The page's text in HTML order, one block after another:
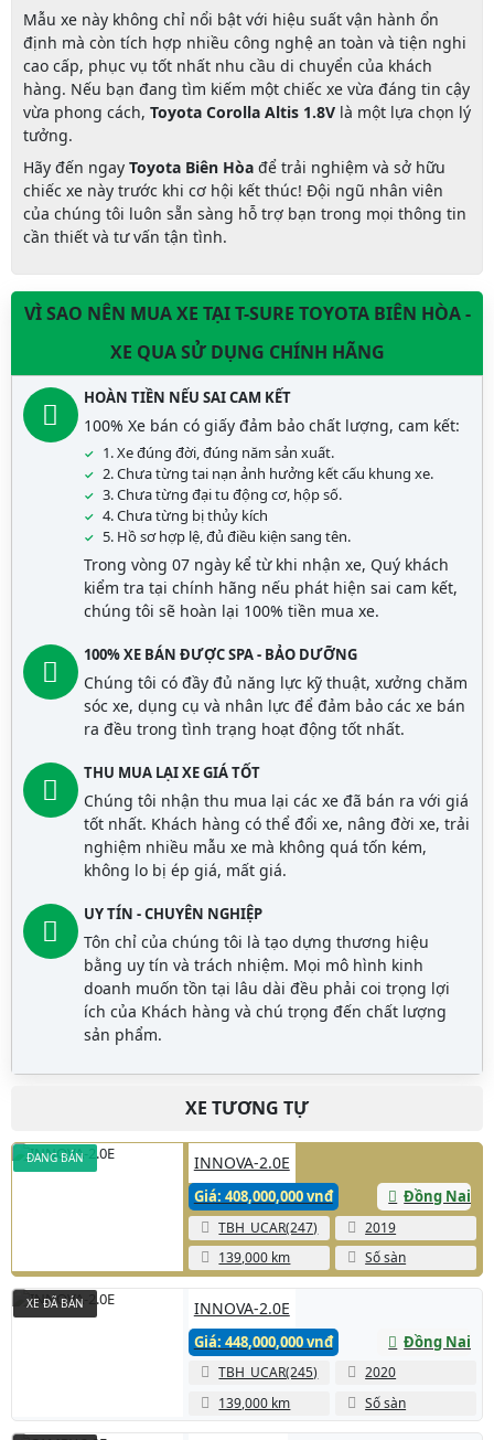
Mẫu xe này không chỉ nổi bật với hiệu suất vận hành ổn
định mà còn tích hợp nhiều công nghệ an toàn và tiện nghi
cao cấp, phục vụ tốt nhất nhu cầu di chuyển của khách
hàng. Nếu bạn đang tìm kiếm một chiếc xe vừa đáng tin cậy
vừa phong cách, Toyota Corolla Altis 1.8Vlà một lựa chọn lý
tưởng.
Hãy đến ngayToyota Biên Hòađể trải nghiệm và sở hữu
chiếc xe này trước khi cơ hội kết thúc! Đội ngũ nhân viên
của chúng tôi luôn sẵn sàng hỗ trợ bạn trong mọi thông tin
cần thiết và tư vấn tận tình.
VÌ SAO NÊN MUA XE TẠI T-SURE TOYOTA BIÊN HÒA -
XE QUA SỬ DỤNG CHÍNH HÃNG
HOÀN TIỀN NẾU SAI CAM KẾT
100% Xe bán có giấy đảm bảo chất lượng, cam kết:
1. Xe đúng đời, đúng năm sản xuất.
2. Chưa từng tai nạn ảnh hưởng kết cấu khung xe.
3. Chưa từng đại tu động cơ, hộp số.
4. Chưa từng bị thủy kích
5. Hồ sơ hợp lệ, đủ điều kiện sang tên.
Trong vòng 07 ngày kể từ khi nhận xe, Quý khách
kiểm tra tại chính hãng nếu phát hiện sai cam kết,
chúng tôi sẽ hoàn lại 100% tiền mua xe.
100% XE BÁN ĐƯỢC SPA - BẢO DƯỠNG
Chúng tôi có đầy đủ năng lực kỹ thuật, xưởng chăm
sóc xe, dụng cụ và nhân lực để đảm bảo các xe bán
ra đều trong tình trạng hoạt động tốt nhất.
THU MUA LẠI XE GIÁ TỐT
Chúng tôi nhận thu mua lại các xe đã bán ra với giá
tốt nhất. Khách hàng có thể đổi xe, nâng đời xe, trải
nghiệm nhiều mẫu xe mà không quá tốn kém,
không lo bị ép giá, mất giá.
UY TÍN - CHUYÊN NGHIỆP
Tôn chỉ của chúng tôi là tạo dựng thương hiệu
bằng uy tín và trách nhiệm. Mọi mô hình kinh
doanh muốn tồn tại lâu dài đều phải coi trọng lợi
ích của Khách hàng và chú trọng đến chất lượng
sản phẩm.
XE TƯƠNG TỰ
INNOVA-2.0E
Giá: 408,000,000 vnđ Đồng Nai
TBH_UCAR(247)
2019
139,000 km
Số sàn
ĐANG BÁN
INNOVA-2.0E
Giá: 448,000,000 vnđ Đồng Nai
TBH_UCAR(245)
2020
139,000 km
Số sàn
XE ĐÃ BÁN